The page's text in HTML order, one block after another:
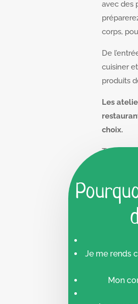
avec des
corps,
De
cuisiner
produits
Les
choix.
Toutes
Je me rends
Mon